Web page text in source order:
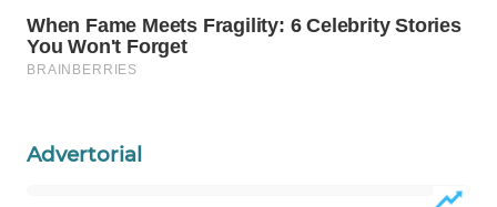
Advertorial
WAHANA
WAHANA